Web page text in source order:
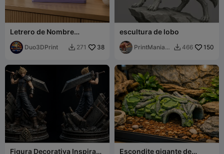
Letrero de Nombre
Personalizado Melánie –
Placa de Nombre con
Tipografía Elegante
Duo3DPrint  271 38
escultura de lobo
PrintMania3
 466 150
Figura Decorativa Inspirada
Escondite gigante de